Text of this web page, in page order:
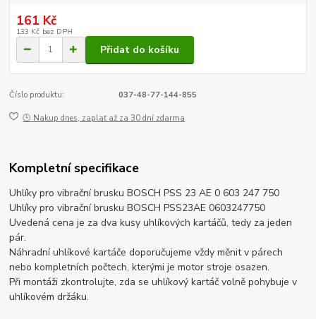
161 Kč
133 Kč bez DPH
Přidat do košíku
Číslo produktu: 037-48-77-144-855
🕒 Nakup dnes, zaplať až za 30 dní zdarma
Kompletní specifikace
Uhlíky pro vibrační brusku BOSCH PSS 23 AE 0 603 247 750
Uhlíky pro vibrační brusku BOSCH PSS23AE 0603247750
Uvedená cena je za dva kusy uhlíkových kartáčů, tedy za jeden
pár.
Náhradní uhlíkové kartáče doporučujeme vždy měnit v párech
nebo kompletních počtech, kterými je motor stroje osazen.
Při montáži zkontrolujte, zda se uhlíkový kartáč volně pohybuje v
uhlíkovém držáku.